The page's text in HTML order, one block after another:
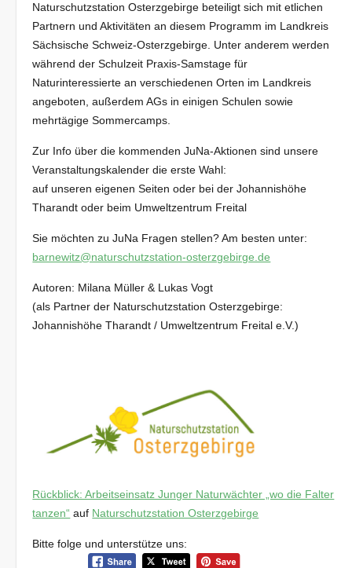
Naturschutzstation Osterzgebirge beteiligt sich mit etlichen
Partnern und Aktivitäten an diesem Programm im Landkreis
Sächsische Schweiz-Osterzgebirge. Unter anderem werden
während der Schulzeit Praxis-Samstage für
Naturinteressierte an verschiedenen Orten im Landkreis
angeboten, außerdem AGs in einigen Schulen sowie
mehrtägige Sommercamps.
Zur Info über die kommenden JuNa-Aktionen sind unsere
Veranstaltungskalender die erste Wahl:
auf unseren eigenen Seiten oder bei der Johannishöhe
Tharandt oder beim Umweltzentrum Freital
Sie möchten zu JuNa Fragen stellen? Am besten unter:
barnewitz@naturschutzstation-osterzgebirge.de
Autoren: Milana Müller & Lukas Vogt
(als Partner der Naturschutzstation Osterzgebirge:
Johannishöhe Tharandt / Umweltzentrum Freital e.V.)
Rückblick: Arbeitseinsatz Junger Naturwächter „wo die Falter
tanzen“ auf Naturschutzstation Osterzgebirge
Bitte folge und unterstütze uns: